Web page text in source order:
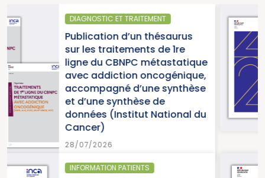
1re
synthèse
du
SANTÉ PUBLIQUE
Parution du rapport
2025 « Une année
pour la lutte contre
cancers » (Institut
du Cancer)
15/07/2026
SANTÉ PUBLIQUE -